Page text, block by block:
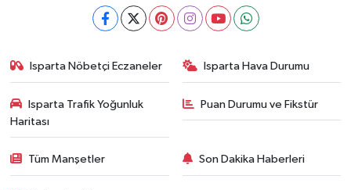
Isparta Nöbetçi Eczaneler Isparta Hava Durumu
Isparta Trafik Yoğunluk
Haritası
Puan Durumu ve Fikstür
Tüm Manşetler Son Dakika Haberleri